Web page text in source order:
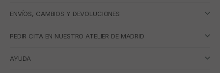
ENVÍOS, CAMBIOS Y DEVOLUCIONES
PEDIR CITA EN NUESTRO ATELIER DE MADRID
AYUDA